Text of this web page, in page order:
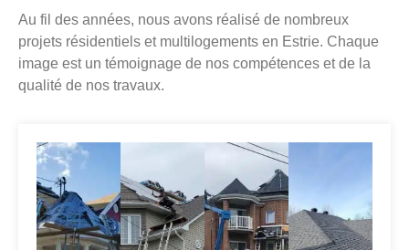
Au fil des années, nous avons réalisé de nombreux
projets résidentiels et multilogements en Estrie. Chaque
image est un témoignage de nos compétences et de la
qualité de nos travaux.